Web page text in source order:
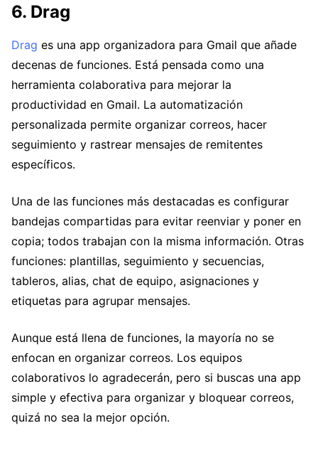
6. Drag
Drag es una app organizadora para Gmail que añade
decenas de funciones. Está pensada como una
herramienta colaborativa para mejorar la
productividad en Gmail. La automatización
personalizada permite organizar correos, hacer
seguimiento y rastrear mensajes de remitentes
específicos.
Una de las funciones más destacadas es configurar
bandejas compartidas para evitar reenviar y poner en
copia; todos trabajan con la misma información. Otras
funciones: plantillas, seguimiento y secuencias,
tableros, alias, chat de equipo, asignaciones y
etiquetas para agrupar mensajes.
Aunque está llena de funciones, la mayoría no se
enfocan en organizar correos. Los equipos
colaborativos lo agradecerán, pero si buscas una app
simple y efectiva para organizar y bloquear correos,
quizá no sea la mejor opción.